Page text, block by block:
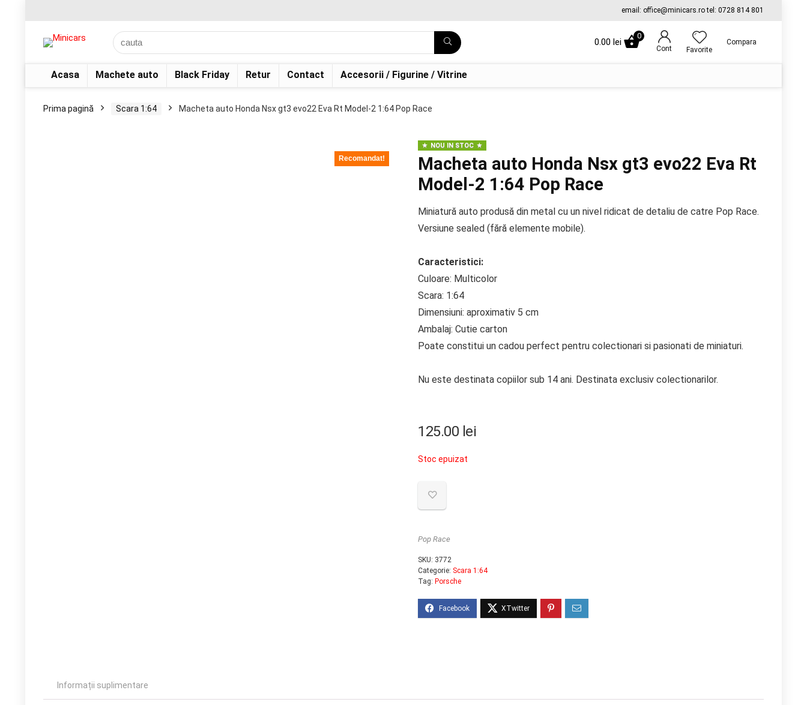
email: office@minicars.ro tel: 0728 814 801
0.00 lei
0
Cont Favorite
Compara
Acasa Machete auto Black Friday Retur Contact Accesorii / Figurine / Vitrine
Prima pagină Scara 1:64 Macheta auto Honda Nsx gt3 evo22 Eva Rt Model-2 1:64 Pop Race
Recomandat!
NOU IN STOC
Macheta auto Honda Nsx gt3 evo22 Eva Rt
Model-2 1:64 Pop Race
Miniatură auto produsă din metal cu un nivel ridicat de detaliu de catre Pop Race.
Versiune sealed (fără elemente mobile).
Caracteristici:
Culoare: Multicolor
Scara: 1:64
Dimensiuni: aproximativ 5 cm
Ambalaj: Cutie carton
Poate constitui un cadou perfect pentru colectionari si pasionati de miniaturi.
Nu este destinata copiilor sub 14 ani. Destinata exclusiv colectionarilor.
125.00 lei
Stoc epuizat
Pop Race
SKU: 3772
Categorie: Scara 1:64
Tag: Porsche
Informații suplimentare